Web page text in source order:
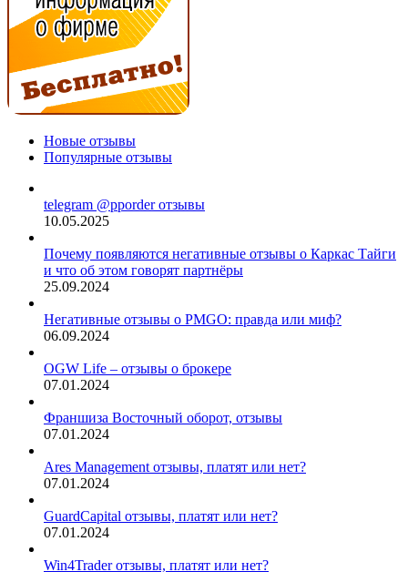
Новые отзывы
Популярные отзывы
telegram @pporder отзывы
10.05.2025
Почему появляются негативные отзывы о Каркас Тайги
и что об этом говорят партнёры
25.09.2024
Негативные отзывы о PMGO: правда или миф?
06.09.2024
OGW Life – отзывы о брокере
07.01.2024
Франшиза Восточный оборот, отзывы
07.01.2024
Ares Management отзывы, платят или нет?
07.01.2024
GuardCapital отзывы, платят или нет?
07.01.2024
Win4Trader отзывы, платят или нет?